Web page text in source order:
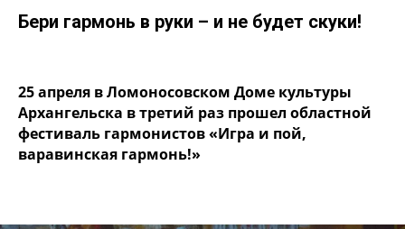
Бери гармонь в руки – и не будет скуки!
25 апреля в Ломоносовском Доме культуры
Архангельска в третий раз прошел областной
фестиваль гармонистов «Игра и пой,
варавинская гармонь!»